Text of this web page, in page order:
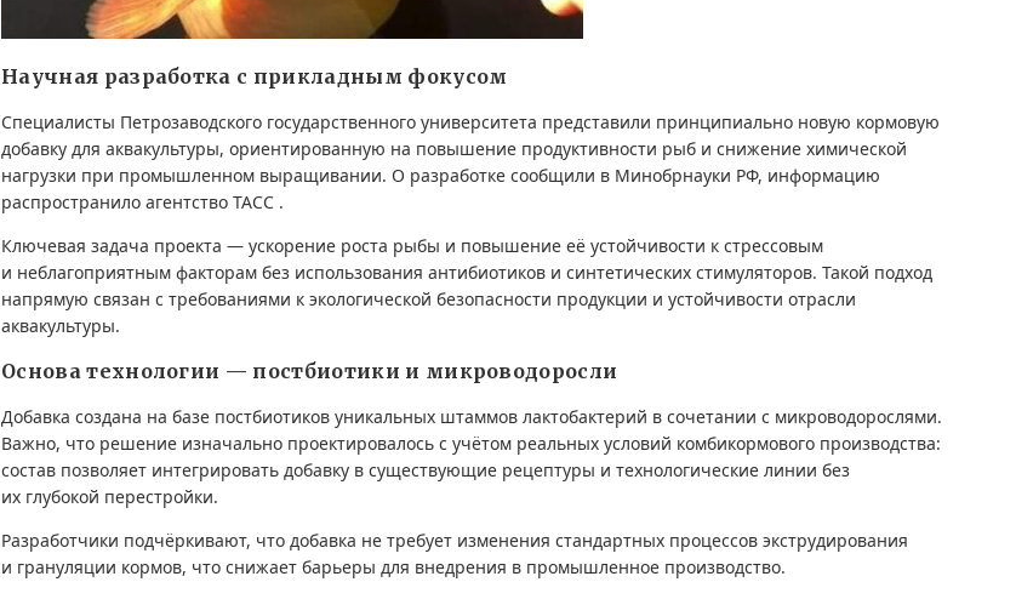
Научная разработка с прикладным фокусом
Специалисты Петрозаводского государственного университета представили принципиально новую кормовую
добавку для аквакультуры, ориентированную на повышение продуктивности рыб и снижение химической
нагрузки при промышленном выращивании. О разработке сообщили в Минобрнауки РФ, информацию
распространило агентство ТАСС .
Ключевая задача проекта — ускорение роста рыбы и повышение её устойчивости к стрессовым
и неблагоприятным факторам без использования антибиотиков и синтетических стимуляторов. Такой подход
напрямую связан с требованиями к экологической безопасности продукции и устойчивости отрасли
аквакультуры.
Основа технологии — постбиотики и микроводоросли
Добавка создана на базе постбиотиков уникальных штаммов лактобактерий в сочетании с микроводорослями.
Важно, что решение изначально проектировалось с учётом реальных условий комбикормового производства:
состав позволяет интегрировать добавку в существующие рецептуры и технологические линии без
их глубокой перестройки.
Разработчики подчёркивают, что добавка не требует изменения стандартных процессов экструдирования
и грануляции кормов, что снижает барьеры для внедрения в промышленное производство.